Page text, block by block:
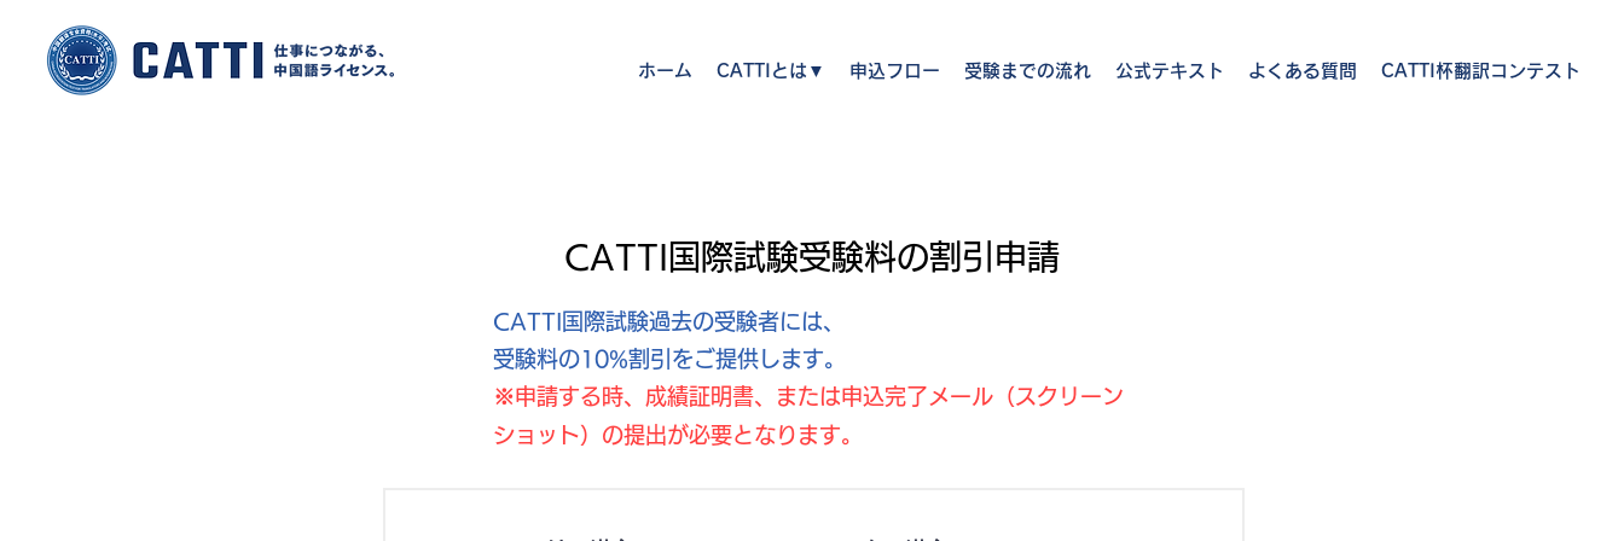
ホーム CATTIとは▼ 申込フロー 受験までの流れ 公式テキスト よくある質問 CATTI杯翻訳コンテスト
CATTI国際試験受験料の割引申請
CATTI国際試験過去の受験者には、
受験料の10%割引をご提供します。
※​申請する時、成績証明書、または申込完了メール（スクリーン
ショット）の提出が必要となります。